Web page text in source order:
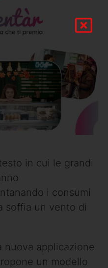
in cui le grandi
i consumi
soffia un vento di
nuova applicazione
un modello